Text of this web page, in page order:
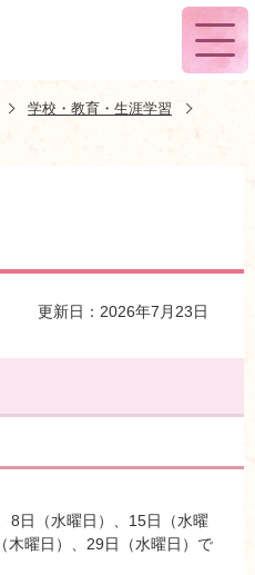
学校・教育・生涯学習
更新日：2026年7月23日
8日（水曜日）、15日（水曜
木曜日）、29日（水曜日）で